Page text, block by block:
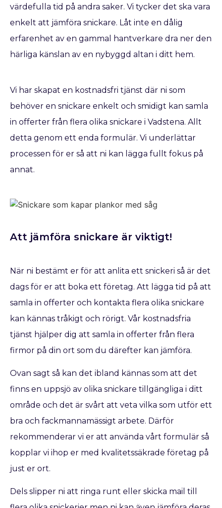
värdefulla tid på andra saker. Vi tycker det ska vara
enkelt att jämföra snickare. Låt inte en dålig
erfarenhet av en gammal hantverkare dra ner den
härliga känslan av en nybyggd altan i ditt hem.
Vi har skapat en kostnadsfri tjänst där ni som
behöver en snickare enkelt och smidigt kan samla
in offerter från flera olika snickare i Vadstena. Allt
detta genom ett enda formulär. Vi underlättar
processen för er så att ni kan lägga fullt fokus på
annat.
Att jämföra snickare är viktigt!
När ni bestämt er för att anlita ett snickeri så är det
dags för er att boka ett företag. Att lägga tid på att
samla in offerter och kontakta flera olika snickare
kan kännas tråkigt och rörigt. Vår kostnadsfria
tjänst hjälper dig att samla in offerter från flera
firmor på din ort som du därefter kan jämföra.
Ovan sagt så kan det ibland kännas som att det
finns en uppsjö av olika snickare tillgängliga i ditt
område och det är svårt att veta vilka som utför ett
bra och fackmannamässigt arbete. Därför
rekommenderar vi er att använda vårt formulär så
kopplar vi ihop er med kvalitetssäkrade företag på
just er ort.
Dels slipper ni att ringa runt eller skicka mail till